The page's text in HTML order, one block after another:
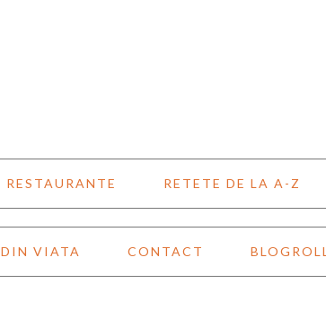
RESTAURANTE RETETE DE LA A-Z
DIN VIATA CONTACT BLOGROLL